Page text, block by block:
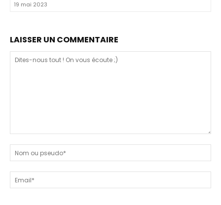
19 mai 2023
LAISSER UN COMMENTAIRE
nous
tout
!
On
vous
ou